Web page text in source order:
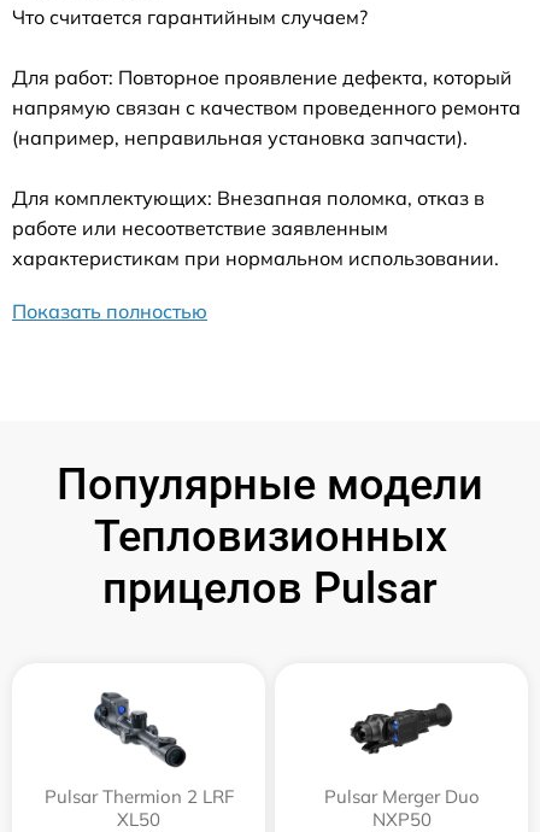
Что считается гарантийным случаем?
Для работ: Повторное проявление дефекта, который
напрямую связан с качеством проведенного ремонта
(например, неправильная установка запчасти).
Для комплектующих: Внезапная поломка, отказ в
работе или несоответствие заявленным
характеристикам при нормальном использовании.
Показать полностью
Популярные модели
Тепловизионных
прицелов Pulsar
Pulsar Thermion 2 LRF
XL50
Pulsar Merger Duo
NXP50